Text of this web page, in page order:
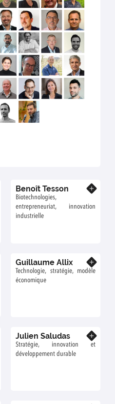
Benoît Tesson
Biotechnologies,
entrepreneuriat, innovation
industrielle
Guillaume Allix
Technologie, stratégie, modèle
économique
Julien Saludas
Stratégie, innovation et
développement durable